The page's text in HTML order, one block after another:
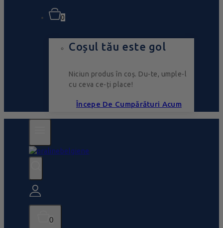
0
Coșul tău este gol
Niciun produs în coș. Du-te, umple-l
cu ceva ce-ți place!
Începe De Cumpărături Acum
0